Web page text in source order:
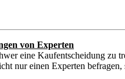
von Experten
eine Kaufentscheidung zu
nur einen Experten